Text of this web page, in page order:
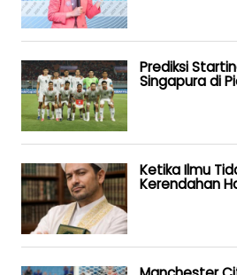
Prediksi
Singapura di
Ketika Ilmu
Kerendahan